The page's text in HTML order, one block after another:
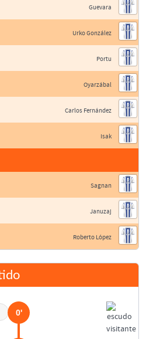
Guevara
Urko González
Portu
Oyarzábal
Carlos Fernández
Isak
Sagnan
Januzaj
Roberto López
0'